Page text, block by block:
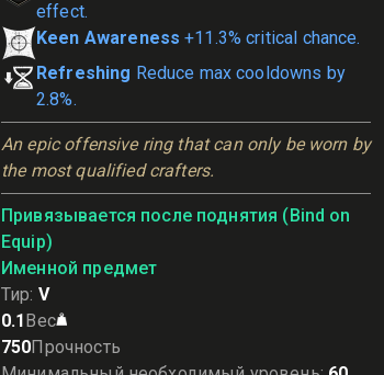
effect.
Keen Awareness +11.3% critical chance.
Refreshing Reduce max cooldowns by
2.8%.
An epic offensive ring that can only be worn by
the most qualified crafters.
Привязывается после поднятия (Bind on
Equip)
Именной предмет
Тир: V
0.1Вес
750Прочность